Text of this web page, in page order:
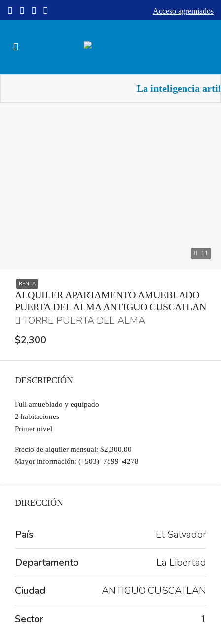
Acceso agremiados
La inteligencia artificial
11
RENTA
ALQUILER APARTAMENTO AMUEBLADO
PUERTA DEL ALMA ANTIGUO CUSCATLAN
TORRE PUERTA DEL ALMA
$2,300
DESCRIPCIÓN
Full amueblado y equipado
2 habitaciones
Primer nivel
Precio de alquiler mensual: $2,300.00
Mayor información: (+503)¬7899¬4278
DIRECCIÓN
País El Salvador
Departamento La Libertad
Ciudad ANTIGUO CUSCATLAN
Sector 1